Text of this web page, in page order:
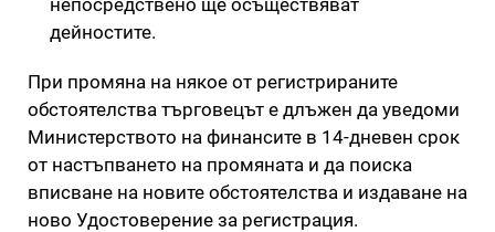
дейностите.
При промяна на някое от регистрираните
обстоятелства търговецът е длъжен да уведоми
Министерството на финансите в 14-дневен срок
от настъпването на промяната и да поиска
вписване на новите обстоятелства и издаване на
ново Удостоверение за регистрация.